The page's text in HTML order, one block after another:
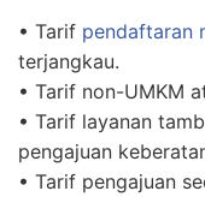
• Tarif pendaftaran
terjangkau.
• Tarif non-UMKM
• Tarif layanan
pengajuan
• Tarif pengajuan